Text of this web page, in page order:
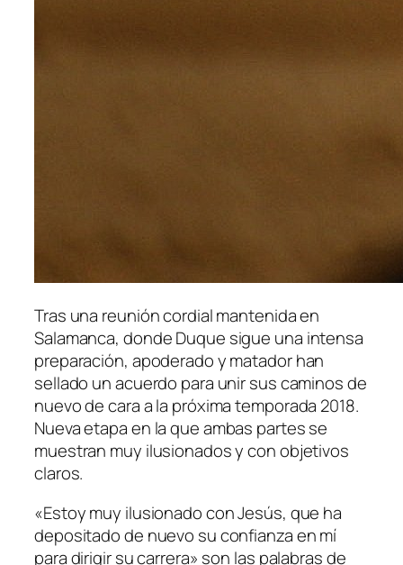
Tras una reunión cordial mantenida en
Salamanca, donde Duque sigue una intensa
preparación, apoderado y matador han
sellado un acuerdo para unir sus caminos de
nuevo de cara a la próxima temporada 2018.
Nueva etapa en la que ambas partes se
muestran muy ilusionados y con objetivos
claros.
«Estoy muy ilusionado con Jesús, que ha
depositado de nuevo su confianza en mí
para dirigir su carrera» son las palabras de